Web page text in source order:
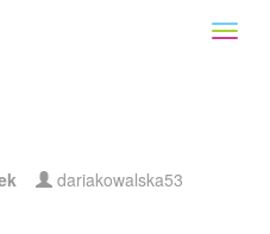
dariakowalska53